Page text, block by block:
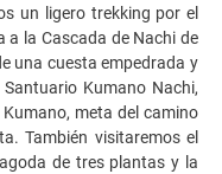
un ligero trekking por el
a la Cascada de Nachi de
una cuesta empedrada y
Kumano Nachi,
meta del camino
También visitaremos el
de tres plantas y la